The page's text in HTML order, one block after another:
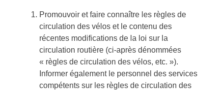
Promouvoir et faire connaître les règles de
circulation des vélos et le contenu des
récentes modifications de la loi sur la
circulation routière (ci-après dénommées
« règles de circulation des vélos, etc. »).
Informer également le personnel des services
compétents sur les règles de circulation des